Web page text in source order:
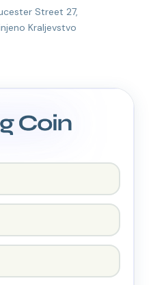
Street 27,
Kraljevstvo